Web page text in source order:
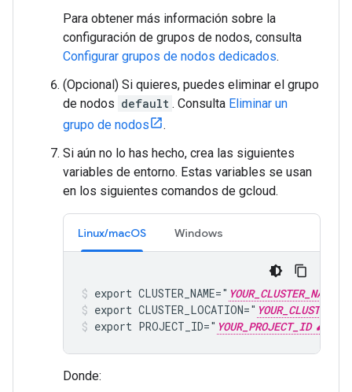
Para obtener más información sobre la
configuración de grupos de nodos, consulta
Configurar grupos de nodos dedicados.
(Opcional) Si quieres, puedes eliminar el grupo
de nodos default . Consulta Eliminar un
grupo de nodos
.
Si aún no lo has hecho, crea las siguientes
variables de entorno. Estas variables se usan
en los siguientes comandos de gcloud.
Linux/macOS Windows
export CLUSTER_NAME=" YOUR_CLUSTER_NAME
export CLUSTER_LOCATION="
export PROJECT_ID=" YOUR_PROJECT_ID
Donde: